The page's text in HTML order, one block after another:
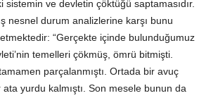
sistemin ve devletin çöktüğü saptamasıdır.
nesnel durum analizlerine karşı bunu
“Gerçekte içinde bulunduğumuz
temelleri çökmüş, ömrü bitmişti.
parçalanmıştı. Ortada bir avuç
ata yurdu kalmıştı. Son mesele bunun da